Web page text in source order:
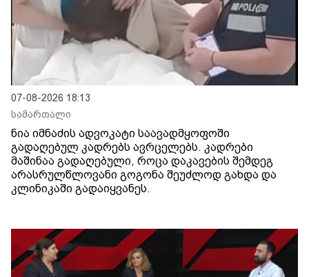
07-08-2026 18:13
სამართალი
ნია იმნაძის ადვოკატი საავადმყოფოში
გადაღებულ კადრებს ავრცელებს. კადრები
მაშინაა გადაღებული, როცა დაკავების შემდეგ
არასრულწლოვანი გოგონა შეუძლოდ გახდა და
კლინიკაში გადაიყვანეს.